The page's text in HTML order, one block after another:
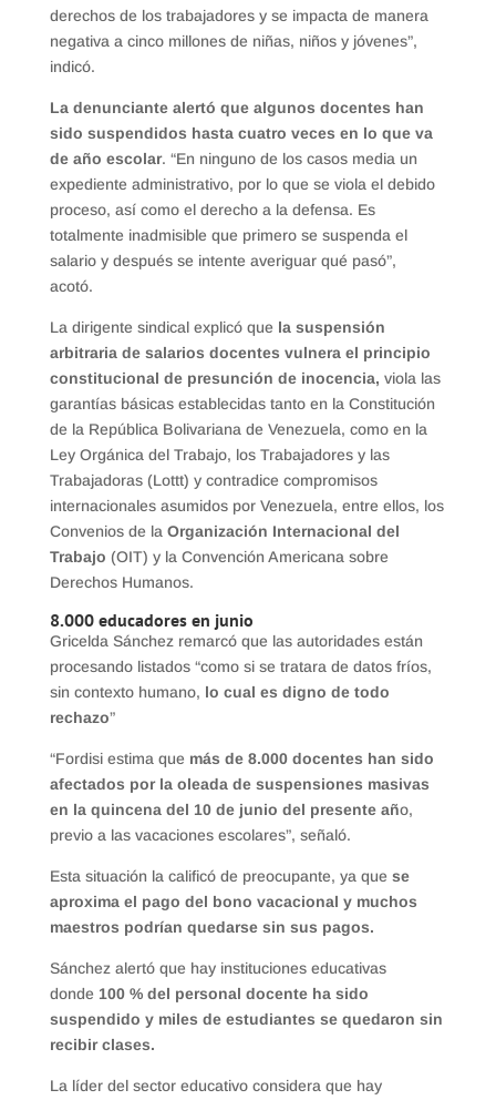
derechos de los trabajadores y se impacta de manera
negativa a cinco millones de niñas, niños y jóvenes”,
indicó.
La denunciante alertó que algunos docentes han
sido suspendidos hasta cuatro veces en lo que va
de año escolar. “En ninguno de los casos media un
expediente administrativo, por lo que se viola el debido
proceso, así como el derecho a la defensa. Es
totalmente inadmisible que primero se suspenda el
salario y después se intente averiguar qué pasó”,
acotó.
La dirigente sindical explicó que la suspensión
arbitraria de salarios docentes vulnera el principio
constitucional de presunción de inocencia, viola las
garantías básicas establecidas tanto en la Constitución
de la República Bolivariana de Venezuela, como en la
Ley Orgánica del Trabajo, los Trabajadores y las
Trabajadoras (Lottt) y contradice compromisos
internacionales asumidos por Venezuela, entre ellos, los
Convenios de la Organización Internacional del
Trabajo (OIT) y la Convención Americana sobre
Derechos Humanos.
8.000 educadores en junio
Gricelda Sánchez remarcó que las autoridades están
procesando listados “como si se tratara de datos fríos,
sin contexto humano, lo cual es digno de todo
rechazo”
“Fordisi estima que más de 8.000 docentes han sido
afectados por la oleada de suspensiones masivas
en la quincena del 10 de junio del presente año,
previo a las vacaciones escolares”, señaló.
Esta situación la calificó de preocupante, ya que se
aproxima el pago del bono vacacional y muchos
maestros podrían quedarse sin sus pagos.
Sánchez alertó que hay instituciones educativas
donde 100 % del personal docente ha sido
suspendido y miles de estudiantes se quedaron sin
recibir clases.
La líder del sector educativo considera que hay